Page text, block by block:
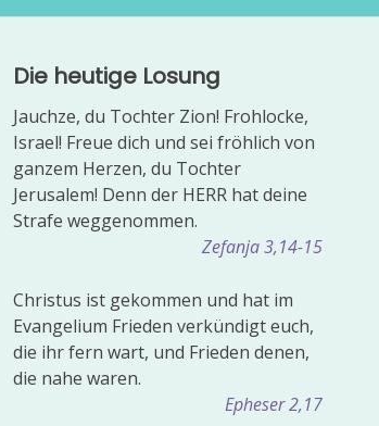
Die heutige Losung
Jauchze, du Tochter Zion! Frohlocke,
Israel! Freue dich und sei fröhlich von
ganzem Herzen, du Tochter
Jerusalem! Denn der HERR hat deine
Strafe weggenommen.
Zefanja 3,14-15
Christus ist gekommen und hat im
Evangelium Frieden verkündigt euch,
die ihr fern wart, und Frieden denen,
die nahe waren.
Epheser 2,17